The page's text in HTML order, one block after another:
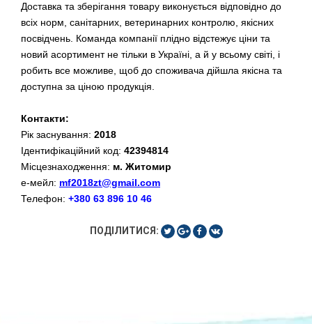
Доставка та зберігання товару виконується відповідно до
всіх норм, санітарних, ветеринарних контролю, якісних
посвідчень. Команда компанії плідно відстежує ціни та
новий асортимент не тільки в Україні, а й у всьому світі, і
робить все можливе, щоб до споживача дійшла якісна та
доступна за ціною продукція.
Контакти:
Рік заснування: 2018
Ідентифікаційний код: 42394814
Місцезнаходження: м. Житомир
е-мейл: mf2018zt@gmail.com
Телефон: +380 63 896 10 46
ПОДІЛИТИСЯ: